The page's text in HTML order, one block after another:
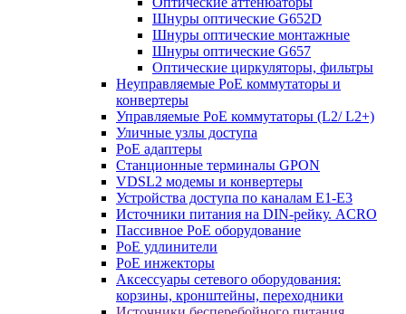
Шнуры оптические G652D
Шнуры оптические монтажные
Шнуры оптические G657
Оптические циркуляторы, фильтры
Неуправляемые PoE коммутаторы и
конвертеры
Управляемые PoE коммутаторы (L2/ L2+)
Уличные узлы доступа
PoE адаптеры
Станционные терминалы GPON
VDSL2 модемы и конвертеры
Устройства доступа по каналам E1-E3
Источники питания на DIN-рейку. ACRO
Пассивное PoE оборудование
PoE удлинители
PoE инжекторы
Аксессуары сетевого оборудования:
корзины, кронштейны, переходники